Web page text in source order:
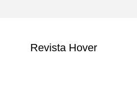
Revista Hover